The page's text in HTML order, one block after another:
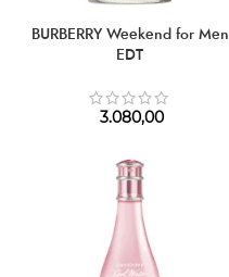
BURBERRY Weekend for Men
EDT
3.080,00